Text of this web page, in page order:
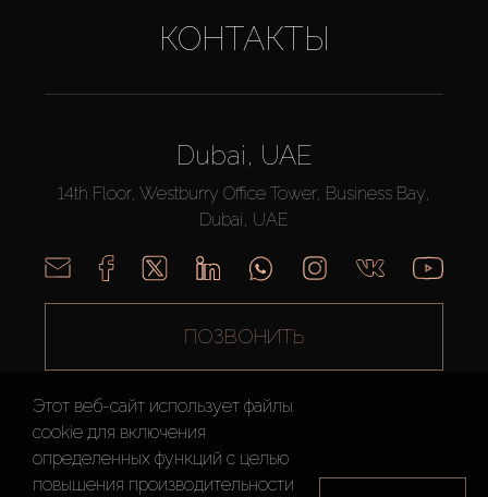
КОНТАКТЫ
Dubai, UAE
14th Floor, Westburry Office Tower, Business Bay,
Dubai, UAE
ПОЗВОНИТЬ
Этот веб-сайт использует файлы
cookie для включения
определенных функций c целью
повышения производительности